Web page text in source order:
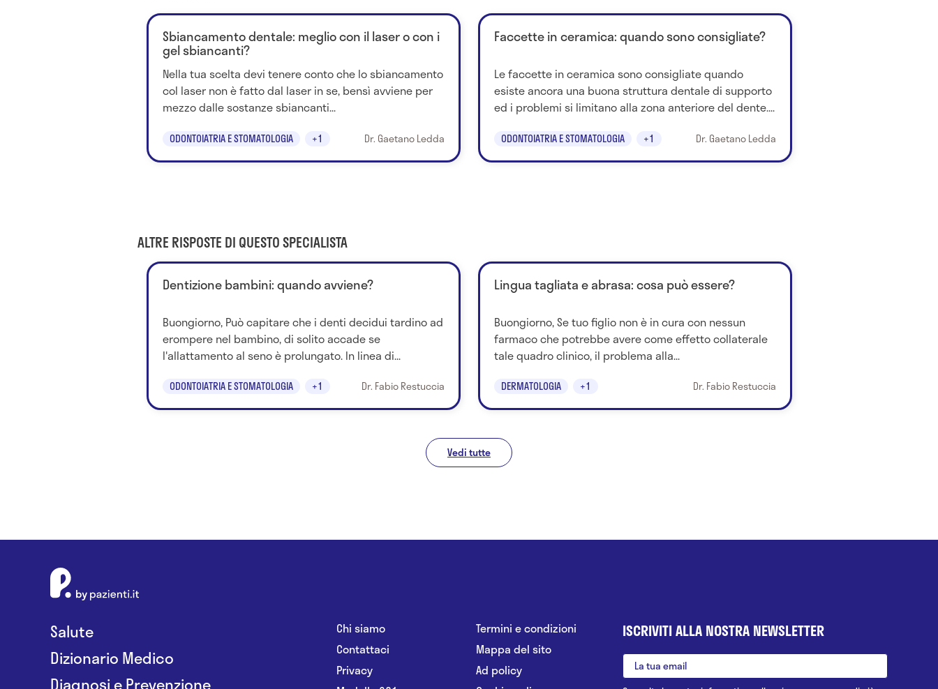
Sbiancamento dentale: meglio con il laser o con i
gel sbiancanti?
Nella tua scelta devi tenere conto che lo sbiancamento
col laser non è fatto dal laser in se, bensì avviene per
mezzo dalle sostanze sbiancanti...
ODONTOIATRIA E STOMATOLOGIA +1 Dr. Gaetano Ledda
Faccette in ceramica: quando sono consigliate?
Le faccette in ceramica sono consigliate quando
esiste ancora una buona struttura dentale di supporto
ed i problemi si limitano alla zona anteriore del dente....
ODONTOIATRIA E STOMATOLOGIA +1 Dr. Gaetano Ledda
ALTRE RISPOSTE DI QUESTO SPECIALISTA
Dentizione bambini: quando avviene?
Buongiorno, Può capitare che i denti decidui tardino ad
erompere nel bambino, di solito accade se
l'allattamento al seno è prolungato. In linea di...
ODONTOIATRIA E STOMATOLOGIA +1 Dr. Fabio Restuccia
Lingua tagliata e abrasa: cosa può essere?
Buongiorno, Se tuo figlio non è in cura con nessun
farmaco che potrebbe avere come effetto collaterale
tale quadro clinico, il problema alla...
DERMATOLOGIA +1 Dr. Fabio Restuccia
Vedi tutte
Salute
Dizionario Medico
Diagnosi e Prevenzione
Chi siamo
Contattaci
Privacy
Termini e condizioni
Mappa del sito
Ad policy
ISCRIVITI ALLA NOSTRA NEWSLETTER